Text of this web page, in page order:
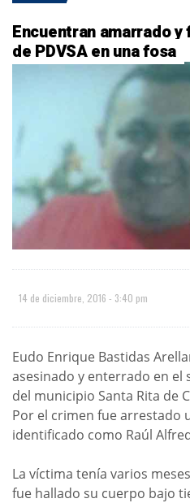
Encuentran amarrado
de PDVSA en una fosa
14 de diciembre, 2016 - 3:40 pm
Eudo Enrique Bastidas
asesinado y enterrado en el
del municipio Santa Rita de
Por el crimen fue arrestado
identificado como Raúl
La víctima tenía varios
fue hallado su cuerpo bajo